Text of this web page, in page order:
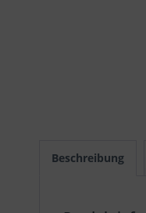
Beschreibung